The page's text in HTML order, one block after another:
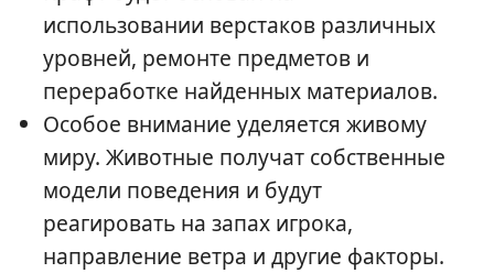
использовании верстаков различных
уровней, ремонте предметов и
переработке найденных материалов.
Особое внимание уделяется живому
миру. Животные получат собственные
модели поведения и будут
реагировать на запах игрока,
направление ветра и другие факторы.